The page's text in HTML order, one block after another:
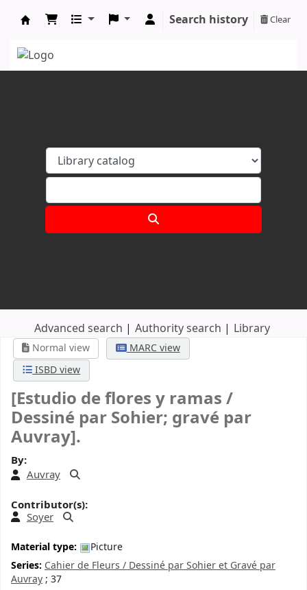
Search history Clear
Advanced search Authority search Library
Normal view
MARC view
ISBD view
[Estudio de flores y ramas /
Dessiné par Sohier; gravé par
Auvray].
By:
Auvray
Contributor(s):
Soyer
Material type:
Picture
Series: Cahier de Fleurs / Dessiné par Sohier et Gravé par
Auvray; 37